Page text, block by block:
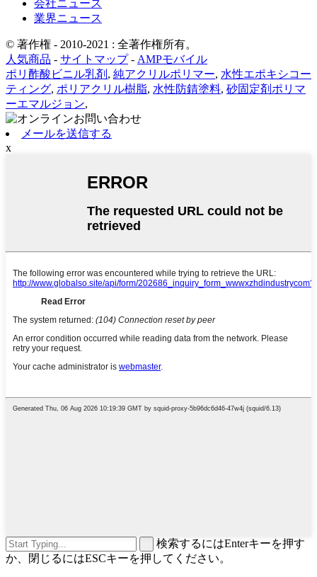
会社ニュース
業界ニュース
© 著作権 - 2010-2021 : 全著作権所有。
人気商品 - サイトマップ- AMPモバイル
ポリ酢酸ビニル乳剤 , 純アクリルポリマー, 水性エポキシコー
ティング, ポリアクリル樹脂, 水性防錆塗料, 砂固定剤ポリマ
ーエマルジョン,
メールを送信する
x
検索するにはEnterキーを押す
か、閉じるにはESCキーを押してください。